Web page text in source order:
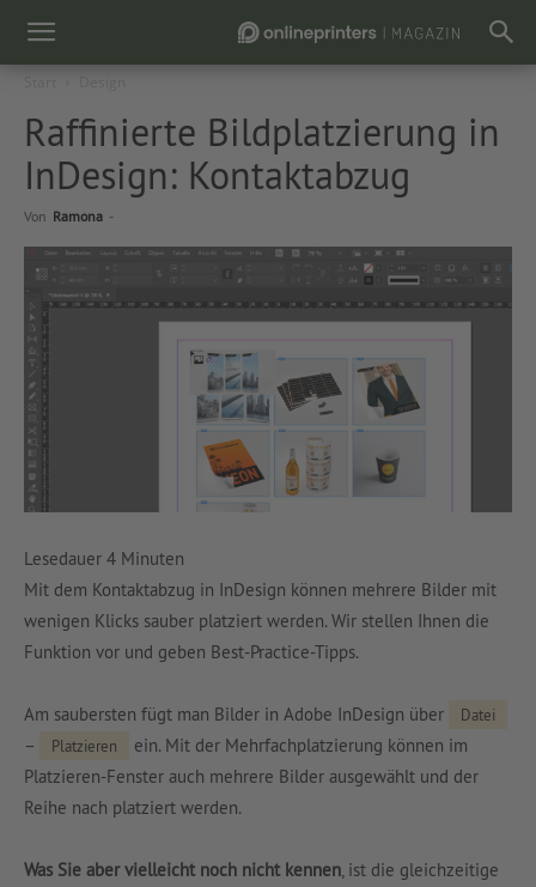
Raffinierte Bildplatzierung in
InDesign: Kontaktabzug
Von Ramona -
Lesedauer 4 Minuten
Mit dem Kontaktabzug in InDesign können mehrere Bilder mit
wenigen Klicks sauber platziert werden. Wir stellen Ihnen die
Funktion vor und geben Best-Practice-Tipps.
Am saubersten fügt man Bilder in Adobe InDesign über Datei
– Platzieren
ein. Mit der Mehrfachplatzierung können im
Platzieren-Fenster auch mehrere Bilder ausgewählt und der
Reihe nach platziert werden.
Was Sie aber vielleicht noch nicht kennen , ist die gleichzeitige